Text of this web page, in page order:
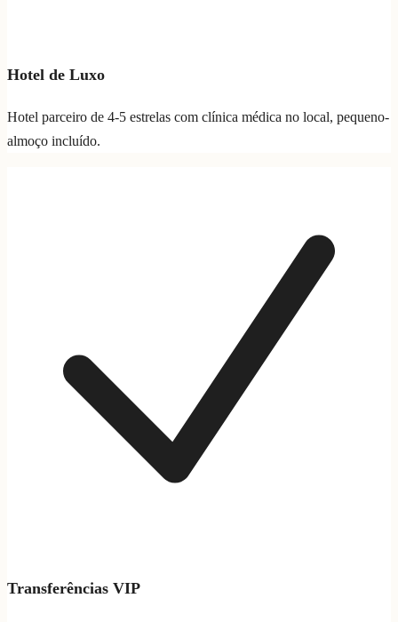
Hotel de Luxo
Hotel parceiro de 4-5 estrelas com clínica médica no local, pequeno-
almoço incluído.
Transferências VIP